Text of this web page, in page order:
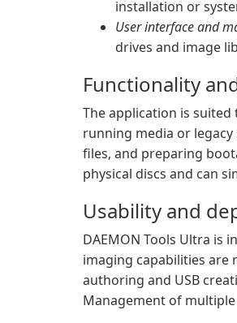
installation or
User interface and
drives and image
Functionality
The application is
running media or
files, and preparing
physical discs and can
Usability and
DAEMON Tools Ultra is
imaging capabilities
authoring and USB
Management of